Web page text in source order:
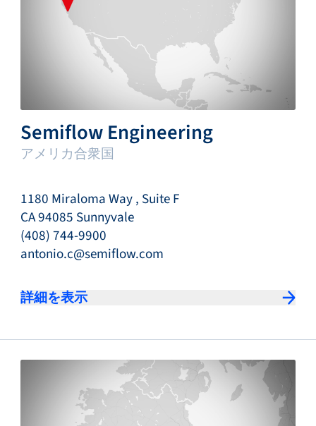
Semiflow Engineering
アメリカ合衆国
1180 Miraloma Way , Suite F
CA 94085 Sunnyvale
(408) 744-9900
antonio.c@semiflow.com
詳細を表示